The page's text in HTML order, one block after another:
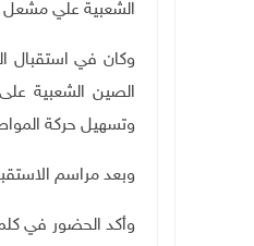
الشعبية علي
وكان في استقبال
الصين الشعبية
وتسهيل حركة
وبعد مراسم
وأكد الحضور في